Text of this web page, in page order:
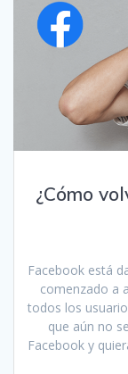
¿Cómo
Facebook está
comenzado a
todos los
que aún no
Facebook y